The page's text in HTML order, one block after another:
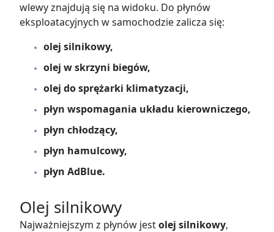
wlewy znajdują się na widoku. Do płynów
eksploatacyjnych w samochodzie zalicza się:
olej silnikowy,
olej w skrzyni biegów,
olej do sprężarki klimatyzacji,
płyn wspomagania układu kierowniczego,
płyn chłodzący,
płyn hamulcowy,
płyn AdBlue.
Olej silnikowy
Najważniejszym z płynów jestolej silnikowy,